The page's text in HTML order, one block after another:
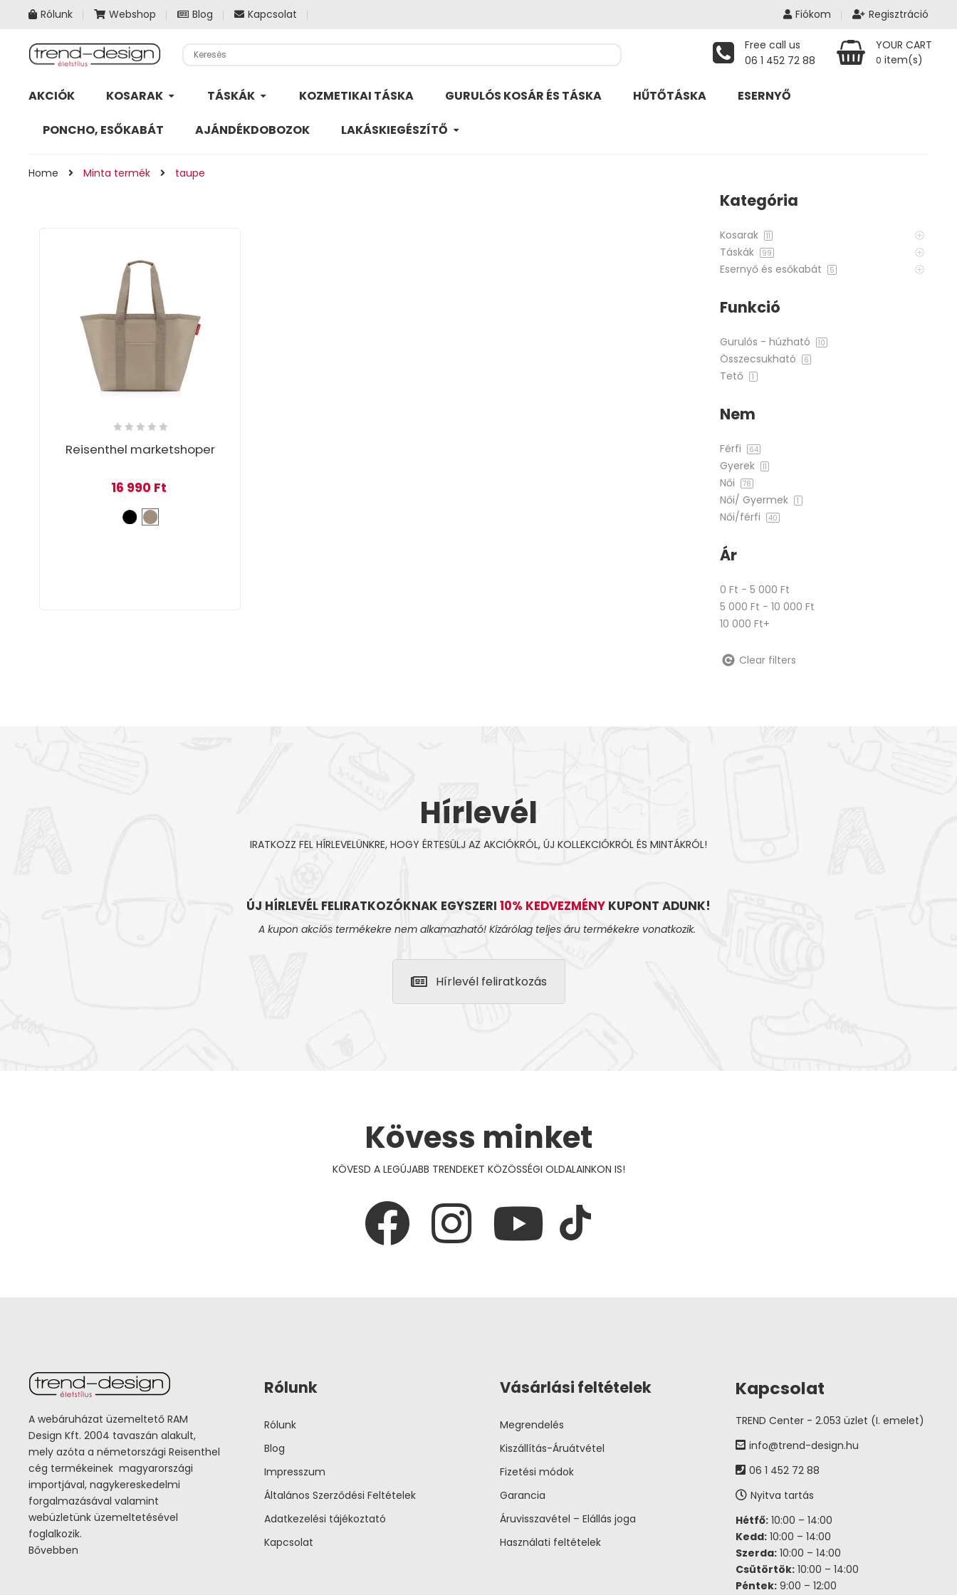
Rólunk Webshop Blog Kapcsolat Fiókom Regisztráció
Free call us
06 1 452 72 88
YOUR CART
0 item(s)
AKCIÓK KOSARAK TÁSKÁK KOZMETIKAI TÁSKA GURULÓS KOSÁR ÉS TÁSKA HŰTŐTÁSKA ESERNYŐ
PONCHO, ESŐKABÁT AJÁNDÉKDOBOZOK LAKÁSKIEGÉSZÍTŐ
Home Minta termék taupe
Reisenthel marketshoper
16 990 Ft
Kategória
Kosarak 11
Táskák 99
Esernyő és esőkabát 5
Funkció
Gurulós - húzható 10
Összecsukható 6
Tető 1
Nem
Férfi 64
Gyerek 11
Női 78
Női/ Gyermek 1
Női/férfi 40
Ár
0 Ft - 5 000 Ft
5 000 Ft - 10 000 Ft
10 000 Ft+
Clear filters
Hírlevél
IRATKOZZ FEL HÍRLEVELÜNKRE, HOGY ÉRTESÜLJ AZ AKCIÓKRÓL, ÚJ KOLLEKCIÓKRÓL ÉS MINTÁKRÓL!
ÚJ HÍRLEVÉL FELIRATKOZÓKNAK EGYSZERI 10% KEDVEZMÉNY KUPONT ADUNK!
A kupon akciós termékekre nem alkamazható! Kizárólag teljes áru termékekre vonatkozik.
Hírlevél feliratkozás
Kövess minket
KÖVESD A LEGÚJABB TRENDEKET KÖZÖSSÉGI OLDALAINKON IS!
A webáruházat üzemeltető RAM
Design Kft. 2004 tavaszán alakult,
mely azóta a németországi Reisenthel
cég termékeinek magyarországi
importjával, nagykereskedelmi
forgalmazásával valamint
webüzletünk üzemeltetésével
foglalkozik.
Bővebben
Rólunk
Rólunk
Blog
Impresszum
Általános Szerződési Feltételek
Adatkezelési tájékoztató
Kapcsolat
Vásárlási feltételek
Megrendelés
Kiszállítás-Áruátvétel
Fizetési módok
Garancia
Áruvisszavétel – Elállás joga
Használati feltételek
Kapcsolat
TREND Center - 2.053 üzlet (I. emelet)
info@trend-design.hu
06 1 452 72 88
Nyitva tartás
Hétfő: 10:00 – 14:00
Kedd: 10:00 – 14:00
Szerda: 10:00 – 14:00
Csütörtök: 10:00 – 14:00
Péntek: 9:00 – 12:00